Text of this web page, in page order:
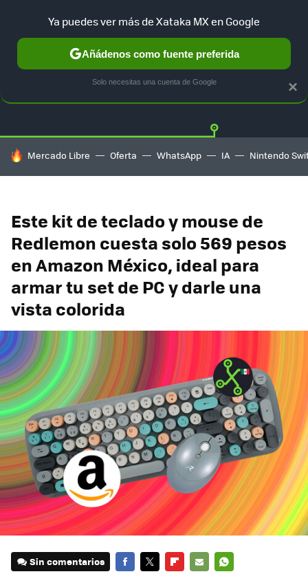
GUÍA DE COMPRAS MERCADO LIBRE
HOY SE HABLA DE
Mercado Libre Oferta WhatsApp IA Nintendo
Este kit de teclado y mouse de
Redlemon cuesta solo 569 pesos
en Amazon México, ideal para
armar tu set de PC y darle una
vista colorida
Sin comentarios
×
Ya puedes ver más de Xataka MX en Google
Añádenos como fuente preferida
Solo necesitas una cuenta de Google